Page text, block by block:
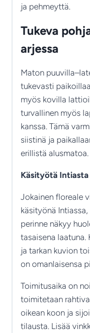
ja pehmeyttä.
Tukeva
arjessa
Maton
tukevasti
myös kovilla
turvallinen myös
kanssa. Tämä
siistinä ja
erillistä alusmatoa.
Käsityötä
Jokainen floreale
käsityönä
perinne näkyy
tasaisena laatuna.
ja tarkan kuvion
on omanlaisensa
Toimitusaika on
toimitetaan
oikean koon ja
tilausta. Lisää